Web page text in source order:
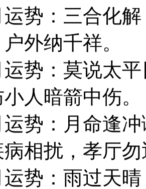
运势：三合化
外纳千祥。
运势：莫说太
人暗箭中伤。
运势：月命逢
病相扰，孝厅
势：雨过天